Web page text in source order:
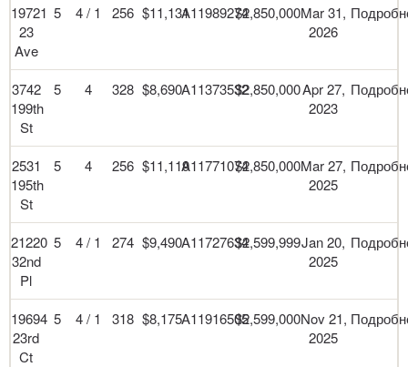
19721
23
Ave
5 4 / 1 256 $11,131A11989274$2,850,000Mar 31,
2026
3742
199th
St
5 4 328 $8,690A11373532$2,850,000Apr 27,
2023
2531
195th
St
5 4 256 $11,119A11771074$2,850,000Mar 27,
2025
21220
32nd
Pl
5 4 / 1 274 $9,490A11727634$2,599,999Jan 20,
2025
19694
23rd
Ct
5 4 / 1 318 $8,175A11916505$2,599,000Nov 21,
2025